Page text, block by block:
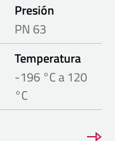
Presión
PN 63
Temperatura
-196 °C a 120
°C